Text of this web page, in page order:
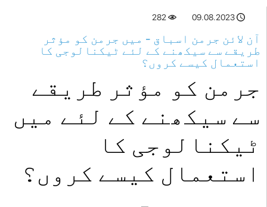
09.08.2023
282
آن لائن جرمن اسباق - میں جرمن کو مؤثر
طریقے سے سیکھنے کے لئے ٹیکنالوجی کا
استعمال کیسے کروں؟
جرمن کو مؤثر طریقے
سے سیکھنے کے لئے میں
ٹیکنالوجی کا
استعمال کیسے کروں؟